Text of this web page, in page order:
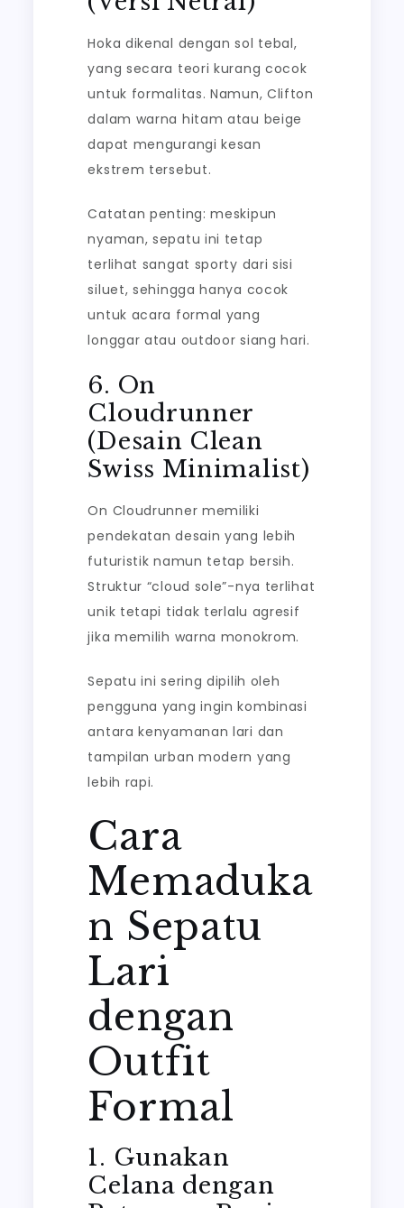
Hoka dikenal dengan sol tebal,
yang secara teori kurang cocok
untuk formalitas. Namun, Clifton
dalam warna hitam atau beige
dapat mengurangi kesan
ekstrem tersebut.
Catatan penting: meskipun
nyaman, sepatu ini tetap
terlihat sangat sporty dari sisi
siluet, sehingga hanya cocok
untuk acara formal yang
longgar atau outdoor siang hari.
6. On
Cloudrunner
(Desain Clean
Swiss Minimalist)
On Cloudrunner memiliki
pendekatan desain yang lebih
futuristik namun tetap bersih.
Struktur “cloud sole”-nya terlihat
unik tetapi tidak terlalu agresif
jika memilih warna monokrom.
Sepatu ini sering dipilih oleh
pengguna yang ingin kombinasi
antara kenyamanan lari dan
tampilan urban modern yang
lebih rapi.
Cara
Memaduka
n Sepatu
Lari
dengan
Outfit
Formal
1. Gunakan
Celana dengan